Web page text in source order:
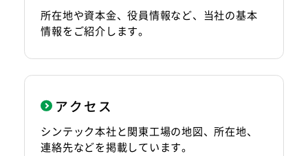
所在地や資本金、役員情報など、当社の基本
情報をご紹介します。
アクセス
シンテック本社と関東工場の地図、所在地、
連絡先などを掲載しています。